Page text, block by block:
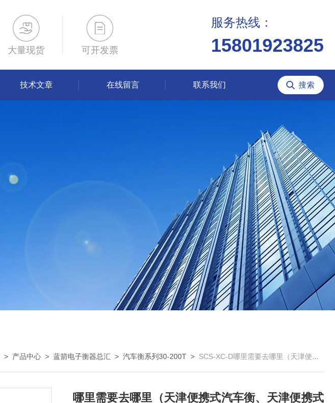
大量现货 可开发票
服务热线：
15801923825
技术文章 在线留言 联系我们
> 产品中心 >蓝箭电子衡器总汇 >汽车衡系列30-200T > SCS-XC-D哪里需要去哪里（天津便携式汽车衡、天津便携式汽车磅、天津便携式地磅）香川值得您信赖！
哪里需要去哪里（天津便携式汽车衡、天津便携式